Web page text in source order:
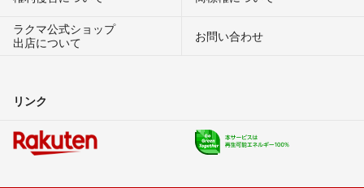
ラクマ公式ショップ
出店について
お問い合わせ
リンク